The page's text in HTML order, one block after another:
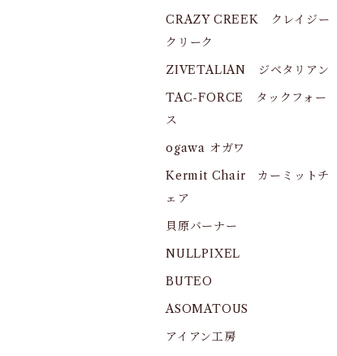
CRAZY CREEK クレイジー
クリーク
ZIVETALIAN ジベタリアン
TAC-FORCE タックフォー
ス
ogawa オガワ
Kermit Chair カーミットチ
ェア
貝原バーナー
NULLPIXEL
BUTEO
ASOMATOUS
アイアン工房